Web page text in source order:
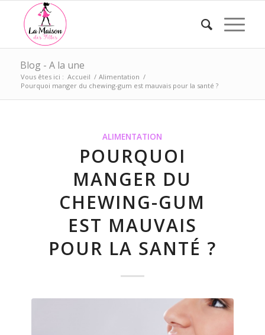
Blog - A la une
Vous êtes ici : Accueil / Alimentation /
Pourquoi manger du chewing-gum est mauvais pour la santé ?
ALIMENTATION
POURQUOI
MANGER DU
CHEWING-GUM
EST MAUVAIS
POUR LA SANTÉ ?